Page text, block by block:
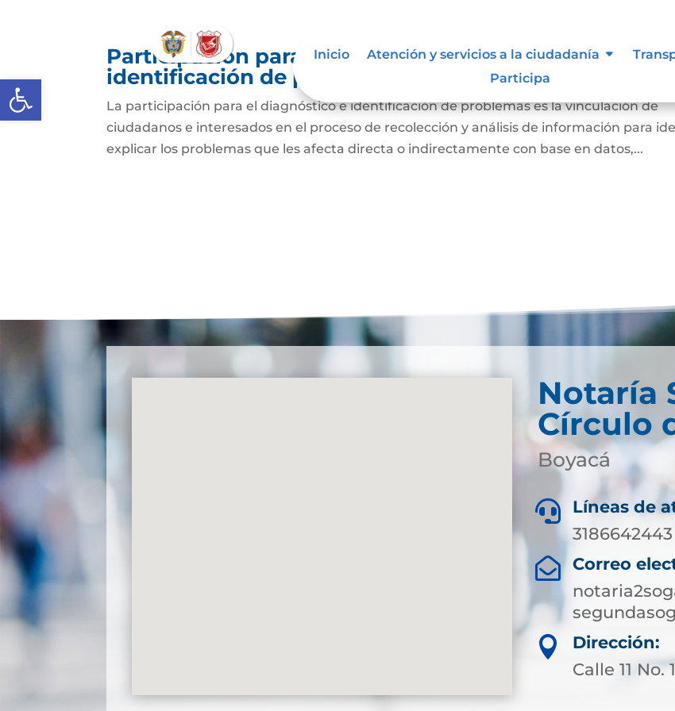
Abrir barra de herramientas
Inicio Atención y servicios a la ciudadanía
Participa
Participación para el diagnóstico de necesidades e
identificación de problemas.
La participación para el diagnóstico e identificación de problemas es la vinculación de
ciudadanos e interesados en el proceso de recolección y análisis de información para
explicar los problemas que les afecta directa o indirectamente con base en datos,...
Notaría
Círculo
Boyacá

Líneas de
3186642443

Correo

Dirección:
Calle 11 No.